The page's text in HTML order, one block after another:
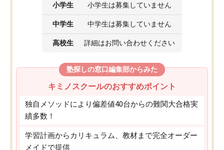
小学生 小学生は募集していません
中学生 中学生は募集していません
高校生 詳細はお問い合わせください
塾探しの窓口編集部からみた
キミノスクールのおすすめポイント
独自メソッドにより偏差値40台からの難関大合格実
績多数！
学習計画からカリキュラム、教材まで完全オーダー
メイドで提供